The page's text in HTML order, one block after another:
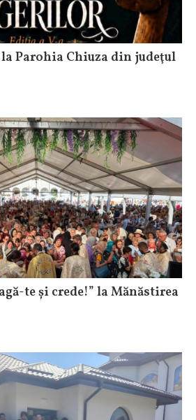
la Parohia Chiuza din judeţul
te și crede!” la Mănăstirea